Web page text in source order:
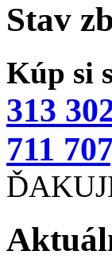
Stav
Kúp si
313
711